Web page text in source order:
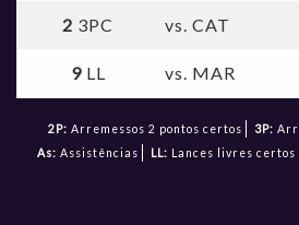
2 3PC vs. CAT
9 LL vs. MAR
2P: Arremessos 2 pontos certos 3P:
As: Assistências LL: Lances livres certos